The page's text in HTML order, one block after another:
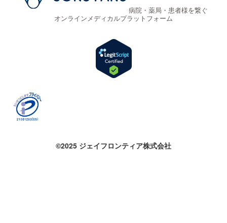
病院・薬局・患者様を繋ぐ
オンラインメディカルプラットフォーム
©2025 ジェイフロンティア株式会社